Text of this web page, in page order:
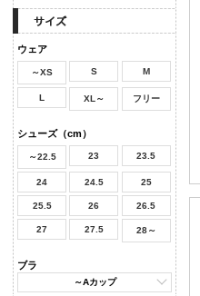
ウェア
～XS S M
L XL～ フリー
シューズ（cm）
～22.5 23 23.5
24 24.5 25
25.5 26 26.5
27 27.5 28～
ブラ
～Aカップ